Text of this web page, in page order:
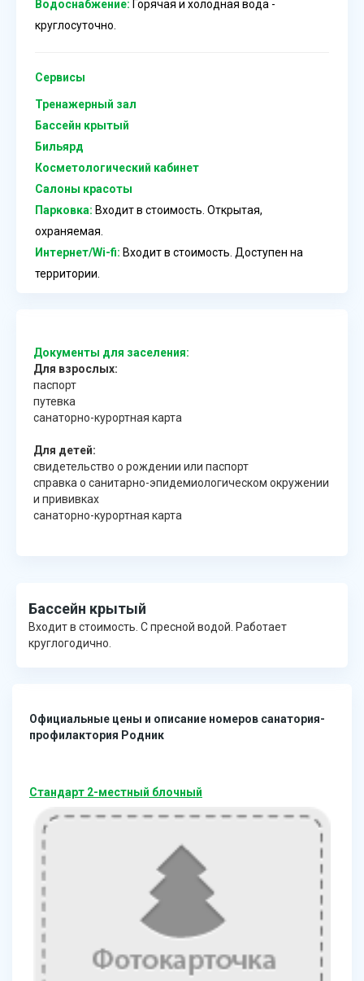
Водоснабжение: Горячая и холодная вода -
круглосуточно.
Сервисы
Тренажерный зал
Бассейн крытый
Бильярд
Косметологический кабинет
Салоны красоты
Парковка: Входит в стоимость. Открытая,
охраняемая.
Интернет/Wi-fi: Входит в стоимость. Доступен на
территории.
Документы для заселения:
Для взрослых:
паспорт
путевка
санаторно-курортная карта
Для детей:
свидетельство о рождении или паспорт
справка о санитарно-эпидемиологическом окружении
и прививках
санаторно-курортная карта
Бассейн крытый
Входит в стоимость. С пресной водой. Работает
круглогодично.
Официальные цены и описание номеров санатория-
профилактория Родник
Стандарт 2-местный блочный